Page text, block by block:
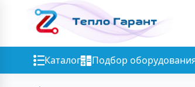
Каталог Подбор